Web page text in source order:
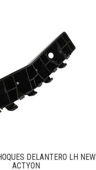
DELANTERO LH NEW
ACTYON